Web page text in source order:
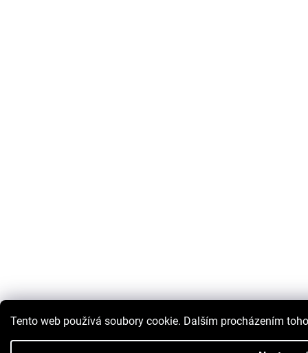
Tento web používá soubory cookie. Dalším procházením